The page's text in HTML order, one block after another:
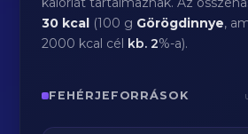
30 kcal (100 g Görögdinnye,
2000 kcal cél kb.2%-a).
FEHÉRJEFORRÁSOK